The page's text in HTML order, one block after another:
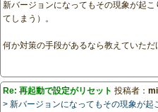
新バージョンになってもその現象が起
てしまう）。
何か対策の手段があるなら教えていただ
Re: 再起動で設定がリセット 投稿者：
> 新バージョンになってもその現象が